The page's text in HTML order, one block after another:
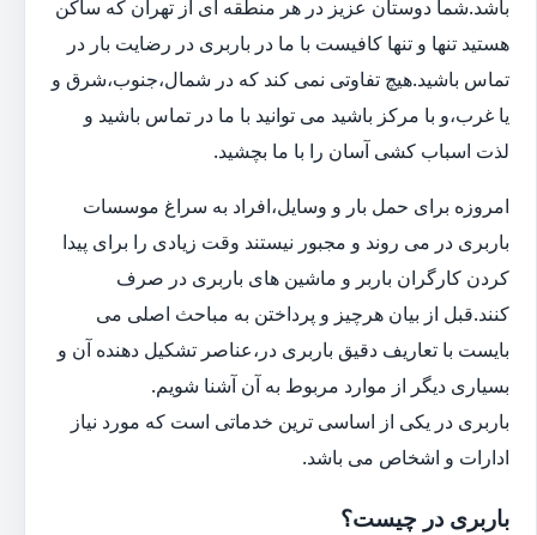
باشد.شما دوستان عزیز در هر منطقه ای از تهران که ساکن
هستید تنها و تنها کافیست با ما در باربری در رضایت بار در
تماس باشید.هیچ تفاوتی نمی کند که در شمال،جنوب،شرق و
یا غرب،و با مرکز باشید می توانید با ما در تماس باشید و
لذت اسباب کشی آسان را با ما بچشید.
امروزه برای حمل بار و وسایل،افراد به سراغ موسسات
باربری در می روند و مجبور نیستند وقت زیادی را برای پیدا
کردن کارگران باربر و ماشین های باربری در صرف
کنند.قبل از بیان هرچیز و پرداختن به مباحث اصلی می
بایست با تعاریف دقیق باربری در،عناصر تشکیل دهنده آن و
بسیاری دیگر از موارد مربوط به آن آشنا شویم.
باربری در یکی از اساسی ترین خدماتی است که مورد نیاز
ادارات و اشخاص می باشد.
باربری در چیست؟